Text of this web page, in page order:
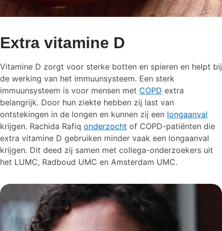
Extra vitamine D
Vitamine D zorgt voor sterke botten en spieren en helpt bij
de werking van het immuunsysteem. Een sterk
immuunsysteem is voor mensen met COPD extra
belangrijk. Door hun ziekte hebben zij last van
ontstekingen in de longen en kunnen zij een longaanval
krijgen. Rachida Rafiq onderzocht of COPD-patiënten die
extra vitamine D gebruiken minder vaak een longaanval
krijgen. Dit deed zij samen met collega-onderzoekers uit
het LUMC, Radboud UMC en Amsterdam UMC.